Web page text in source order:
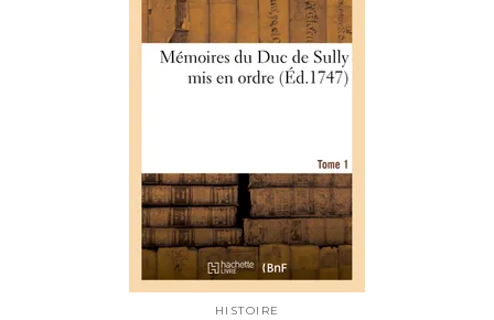
HISTOIRE